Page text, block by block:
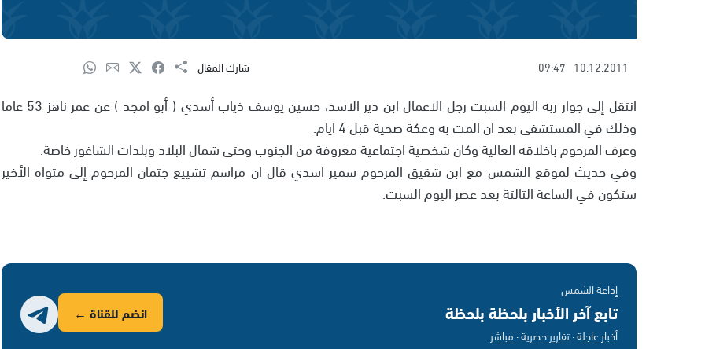
10.12.2011
09:47 شارك المقال
انتقل إلى جوار ربه اليوم السبت رجل الاعمال ابن دير الاسد، حسين يوسف ذياب أسدي ( أبو امجد ) عن عمر ناهز 53 عاما
وذلك في المستشفى بعد ان المت به وعكة صحية قبل 4 ايام.
وعرف المرحوم باخلاقه العالية وكان شخصية اجتماعية معروفة من الجنوب وحتى شمال البلاد وبلدات الشاغور خاصة.
وفي حديث لموقع الشمس مع ابن شقيق المرحوم سمير اسدي قال ان مراسم تشييع جثمان المرحوم إلى مثواه الأخير
ستكون في الساعة الثالثة بعد عصر اليوم السبت.
إذاعة الشمس
تابع آخر الأخبار بلحظة بلحظة
أخبار عاجلة · تقارير حصرية · مباشر
انضم للقناة ←